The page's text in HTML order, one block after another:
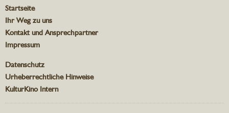
Startseite
Ihr Weg zu uns
Kontakt und Ansprechpartner
Impressum
Datenschutz
Urheberrechtliche Hinweise
KulturKino Intern